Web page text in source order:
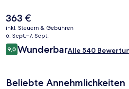
Der
aktuelle
Preis
beträgt
363 €.
363 €
inkl. Steuern & Gebühren
6. Sept.–7. Sept.
Bewertungen
9,09,0 von 10.
WunderbarAlle 540
Beliebte Annehmlichkeiten